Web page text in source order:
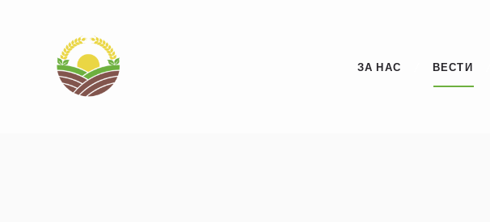
ЗА НАС ВЕСТИ